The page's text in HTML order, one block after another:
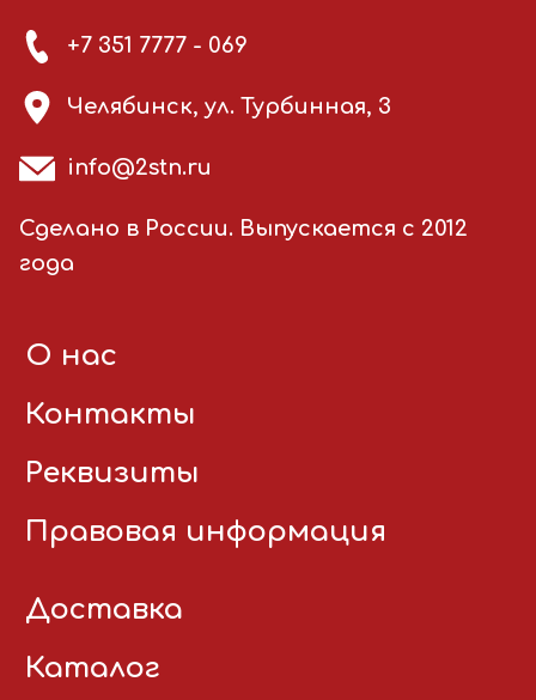
+7 351 7777 - 069
Челябинск, ул. Турбинная, 3
info@2stn.ru
Сделано в России. Выпускается с 2012
года
О нас
Контакты
Реквизиты
Правовая информация
Доставка
Каталог